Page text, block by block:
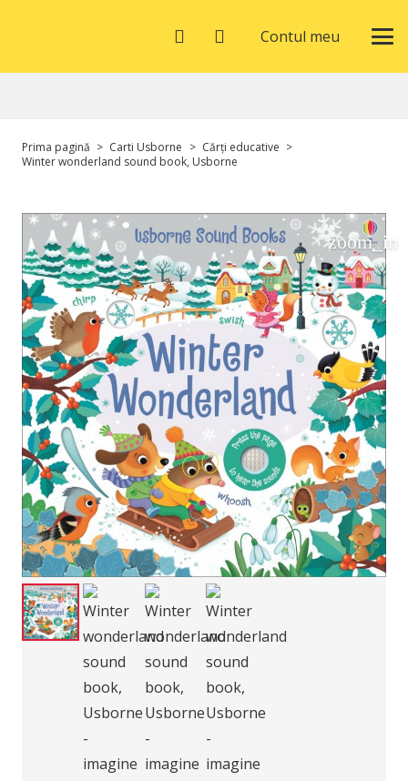
Contul meu
Prima pagină > Carti Usborne > Cărți educative >
Winter wonderland sound book, Usborne